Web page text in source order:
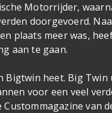
Motorrijder,
doorgevoerd.
plaats meer was,
aan te gaan.
heet. Big
voor een veel
van